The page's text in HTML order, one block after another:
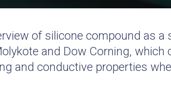
of silicone compound as a
and Dow Corning, which
and conductive properties